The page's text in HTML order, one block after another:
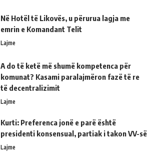
Në Hotël të Likovës, u përurua lagja me
emrin e Komandant Telit
Lajme
A do të ketë më shumë kompetenca për
komunat? Kasami paralajmëron fazë të re
të decentralizimit
Lajme
Kurti: Preferenca jonë e parë është
presidenti konsensual, partiak i takon VV-së
Lajme